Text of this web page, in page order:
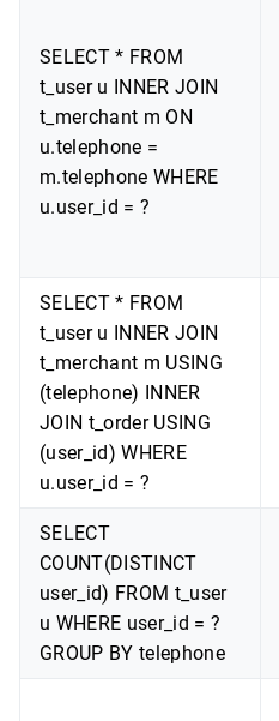
SELECT * FROM
t_user u INNER JOIN
t_merchant m ON
u.telephone =
m.telephone WHERE
u.user_id = ?
SELECT * FROM
t_user u INNER JOIN
t_merchant m USING
(telephone) INNER
JOIN t_order USING
(user_id) WHERE
u.user_id = ?
SELECT
COUNT(DISTINCT
user_id) FROM t_user
u WHERE user_id = ?
GROUP BY telephone